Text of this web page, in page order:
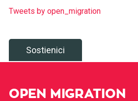
Tweets by open_migration
Sostienici
OPEN MIGRATION